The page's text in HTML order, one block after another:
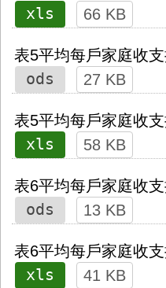
xls 66 KB
表5平均每戶家庭收
ods 27 KB
表5平均每戶家庭收
xls 58 KB
表6平均每戶家庭收
ods 13 KB
表6平均每戶家庭收
xls 41 KB